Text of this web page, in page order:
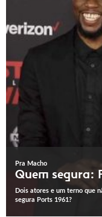
Pra Macho
Quem segura:
Dois atores e um terno que
segura Ports 1961?